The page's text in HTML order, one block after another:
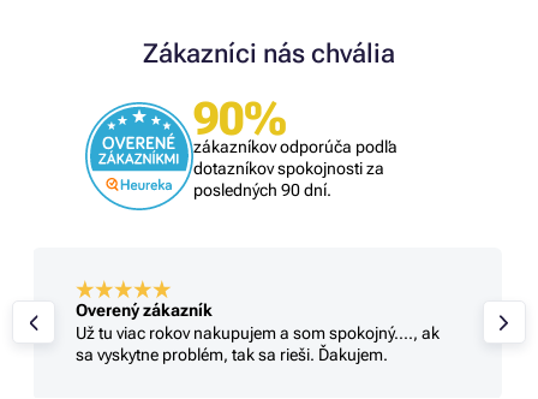
Zákazníci nás chvália
90%
zákazníkov odporúča podľa
dotazníkov spokojnosti za
posledných 90 dní.
Overený zákazník
Už tu viac rokov nakupujem a som spokojný...., ak
sa vyskytne problém, tak sa rieši. Ďakujem.